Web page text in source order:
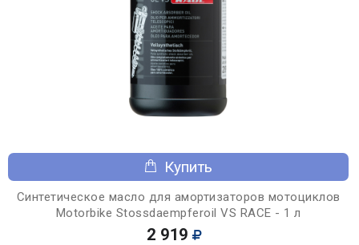
Купить
Синтетическое масло для амортизаторов мотоциклов
Motorbike Stossdaempferoil VS RACE - 1 л
2 919